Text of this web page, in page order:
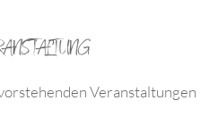
Veranstaltungen